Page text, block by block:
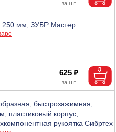
250 мм, ЗУБР Мастер
625 ₽
быстрозажимная,
пластиковый корпус,
рукоятка Сибртех